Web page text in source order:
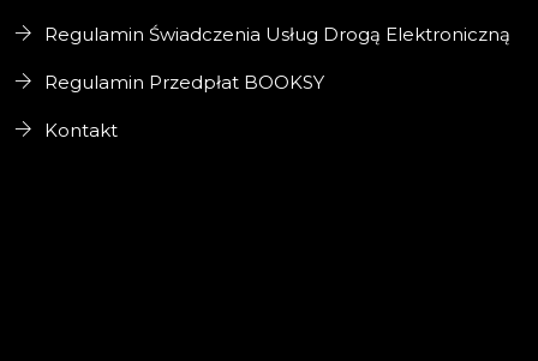
Regulamin Świadczenia Usług Drogą Elektroniczną
Regulamin Przedpłat BOOKSY
Kontakt